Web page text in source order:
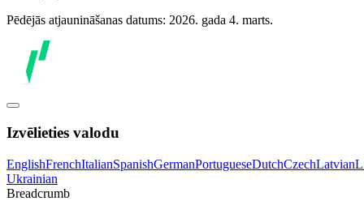
Pēdējās atjaunināšanas datums: 2026. gada 4. marts.
Izvēlieties valodu
EnglishFrenchItalianSpanishGermanPortugueseDutchCzechLatvian
Ukrainian
Breadcrumb